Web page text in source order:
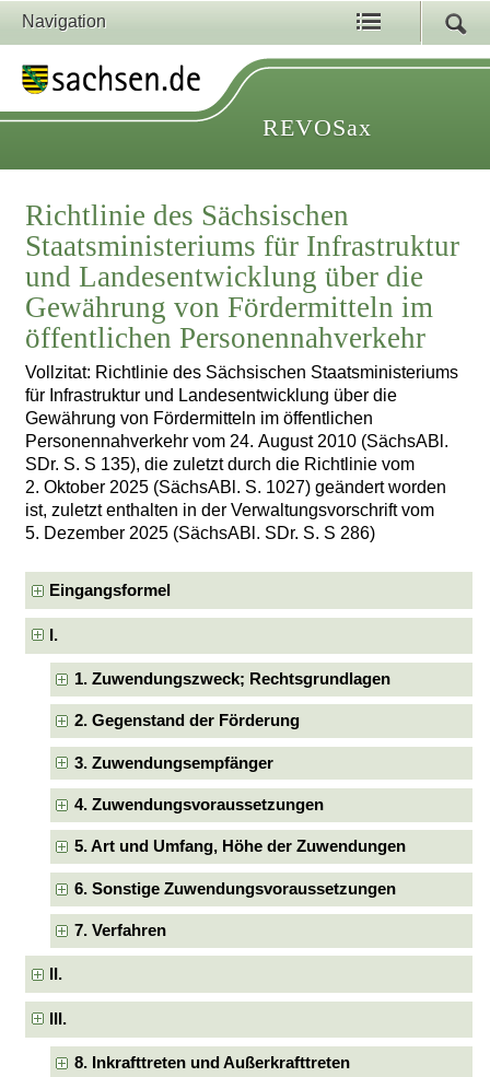
Navigation
REVOSax
Richtlinie des Sächsischen
Staatsministeriums für Infrastruktur
und Landesentwicklung über die
Gewährung von Fördermitteln im
öffentlichen Personennahverkehr
Vollzitat: Richtlinie des Sächsischen Staatsministeriums
für Infrastruktur und Landesentwicklung über die
Gewährung von Fördermitteln im öffentlichen
Personennahverkehr vom 24. August 2010 (SächsABl.
SDr. S. S 135), die zuletzt durch die Richtlinie vom
2. Oktober 2025 (SächsABl. S. 1027) geändert worden
ist, zuletzt enthalten in der Verwaltungsvorschrift vom
5. Dezember 2025 (SächsABl. SDr. S. S 286)
Eingangsformel
I.
1. Zuwendungszweck; Rechtsgrundlagen
2. Gegenstand der Förderung
3. Zuwendungsempfänger
4. Zuwendungsvoraussetzungen
5. Art und Umfang, Höhe der Zuwendungen
6. Sonstige Zuwendungsvoraussetzungen
7. Verfahren
II.
III.
8. Inkrafttreten und Außerkrafttreten